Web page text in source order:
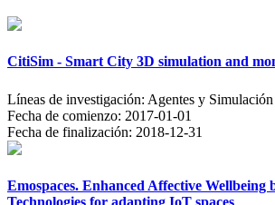
CitiSim - Smart City 3D simulation and
Líneas de investigación: Agentes y
Fecha de comienzo: 2017-01-01
Fecha de finalización: 2018-12-31
Emospaces. Enhanced Affective Wellbeing
Technologies for adapting IoT spaces